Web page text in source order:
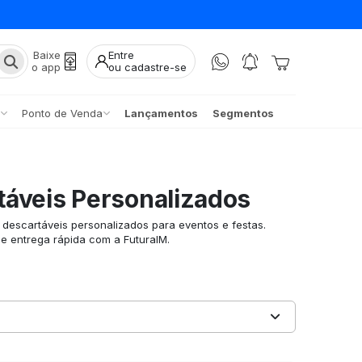
Baixe
o app
Entre
ou cadastre-se
Ponto de Venda Lançamentos Segmentos
Personalizados
personalizados para eventos e festas.
entrega rápida com a FuturaIM.